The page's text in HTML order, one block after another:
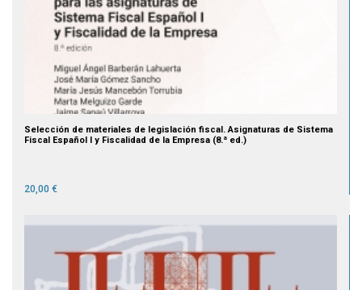
Selección de materiales de legislación fiscal. Asignaturas de Sistema
Fiscal Español I y Fiscalidad de la Empresa (8.ª ed.)
20,00 €